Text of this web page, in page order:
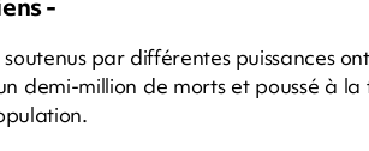
soutenus par différentes puissances
demi-million de morts et poussé à